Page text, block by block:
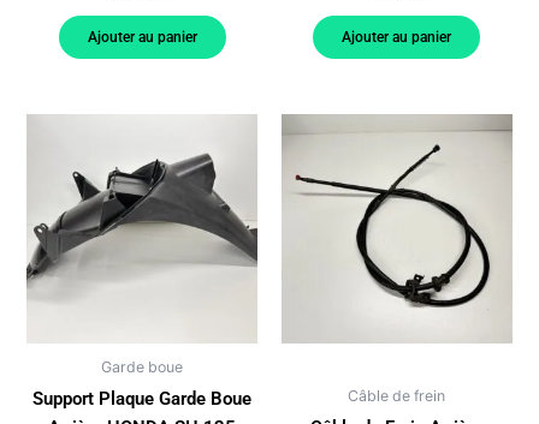
Ajouter au panier Ajouter au panier
Garde boue
Support Plaque Garde Boue
Câble de frein